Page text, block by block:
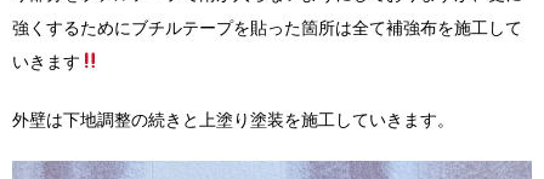
強くするためにブチルテープを貼った箇所は全て補強布を施工して
いきます
外壁は下地調整の続きと上塗り塗装を施工していきます。